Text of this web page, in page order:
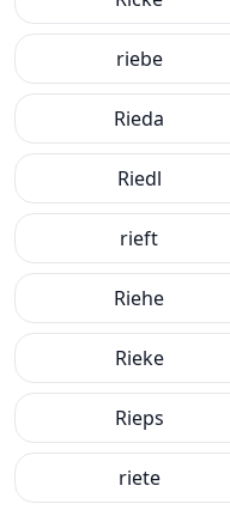
riebe
Rieda
Riedl
rieft
Riehe
Rieke
Rieps
riete